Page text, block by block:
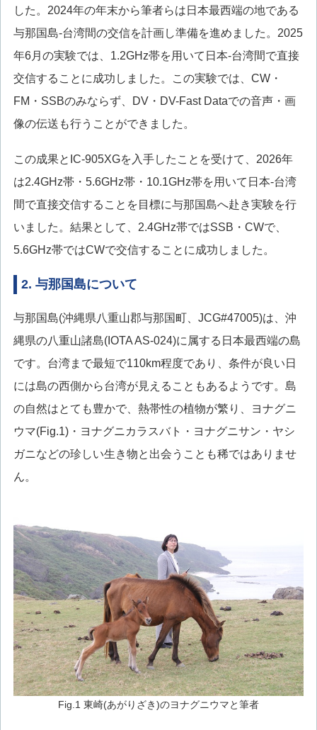
した。2024年の年末から筆者らは日本最西端の地である
与那国島-台湾間の交信を計画し準備を進めました。2025
年6月の実験では、1.2GHz帯を用いて日本-台湾間で直接
交信することに成功しました。この実験では、CW・
FM・SSBのみならず、DV・DV-Fast Dataでの音声・画
像の伝送も行うことができました。
この成果とIC-905XGを入手したことを受けて、2026年
は2.4GHz帯・5.6GHz帯・10.1GHz帯を用いて日本-台湾
間で直接交信することを目標に与那国島へ赴き実験を行
いました。結果として、2.4GHz帯ではSSB・CWで、
5.6GHz帯ではCWで交信することに成功しました。
2. 与那国島について
与那国島(沖縄県八重山郡与那国町、JCG#47005)は、沖
縄県の八重山諸島(IOTA AS-024)に属する日本最西端の島
です。台湾まで最短で110km程度であり、条件が良い日
には島の西側から台湾が見えることもあるようです。島
の自然はとても豊かで、熱帯性の植物が繁り、ヨナグニ
ウマ(Fig.1)・ヨナグニカラスバト・ヨナグニサン・ヤシ
ガニなどの珍しい生き物と出会うことも稀ではありませ
ん。
Fig.1 東崎(あがりざき)のヨナグニウマと筆者